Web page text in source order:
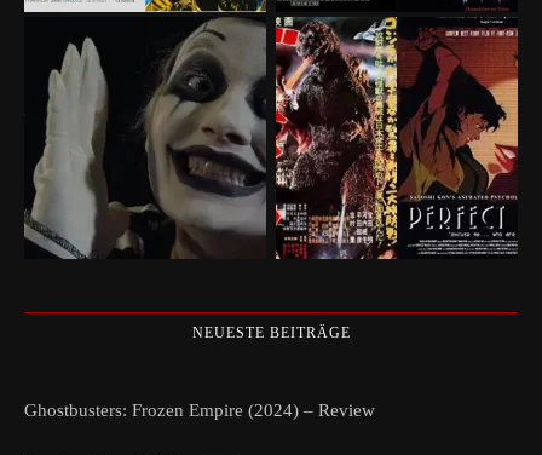
NEUESTE BEITRÄGE
Ghostbusters: Frozen Empire (2024) – Review